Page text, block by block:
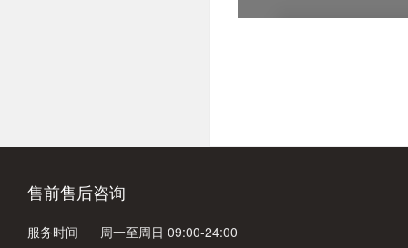
售前售后咨询
服务时间 周一至周日 09:00-24:00